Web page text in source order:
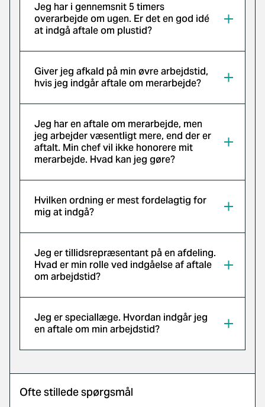
Jeg har i gennemsnit 5 timers
overarbejde om ugen. Er det en god idé
at indgå aftale om plustid?
Giver jeg afkald på min øvre arbejdstid,
hvis jeg indgår aftale om merarbejde?
Jeg har en aftale om merarbejde, men
jeg arbejder væsentligt mere, end der er
aftalt. Min chef vil ikke honorere mit
merarbejde. Hvad kan jeg gøre?
Hvilken ordning er mest fordelagtig for
mig at indgå?
Jeg er tillidsrepræsentant på en afdeling.
Hvad er min rolle ved indgåelse af aftale
om arbejdstid?
Jeg er speciallæge. Hvordan indgår jeg
en aftale om min arbejdstid?
Ofte stillede spørgsmål